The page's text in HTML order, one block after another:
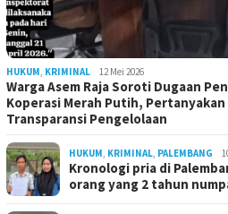
HUKUM KRIMINAL 12 Mei 2026
Warga Asem Raja Soroti Dugaan
Koperasi Merah Putih, Pertanyakan
Transparansi Pengelolaan
HUKUM KRIMINAL PALEMBANG
Kronologi pria di
orang yang 2 tahun